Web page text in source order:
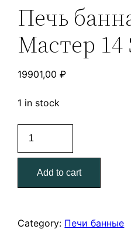
Печь
Мастер 14
19901,00₽
1 in stock
банная
Сталь-
Мастер
14
(сетка)
quantity
Add to cart
Category: Печи банные